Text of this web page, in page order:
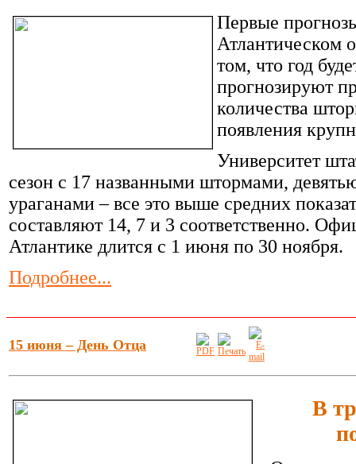
Первые
Атлантическом
том, что год
прогнозируют
количества
появления
Университет
сезон с 17 названными штормами,
ураганами – все это выше средних
составляют 14, 7 и 3 соответственно.
Атлантике длится с 1 июня по 30 ноября.
Подробнее...
15 июня – День Отца
В